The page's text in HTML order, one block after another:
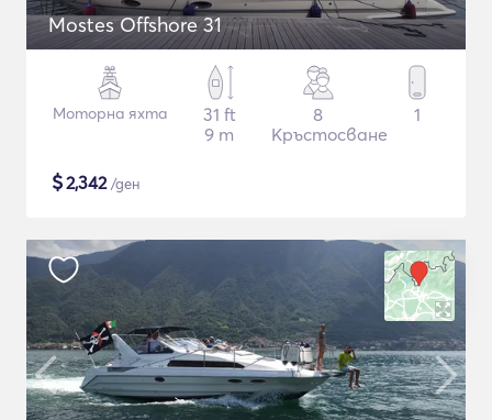
Mostes Offshore 31
Моторна яхта
31 ft
9 m
8
Кръстосване
1
$2,342/ден